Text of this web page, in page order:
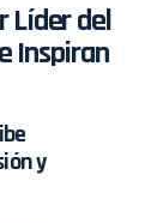
Líder del
Inspiran
y